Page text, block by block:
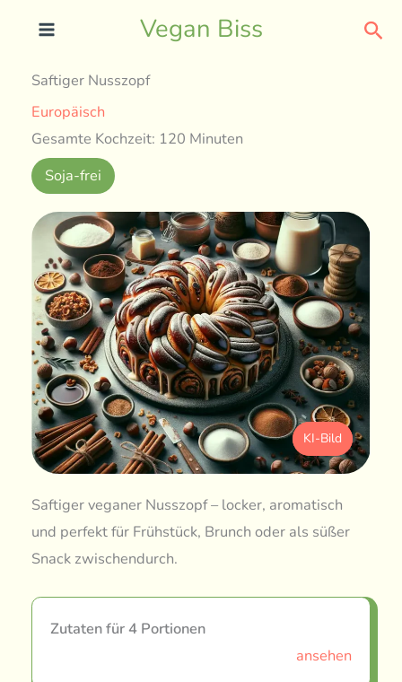
Vegan Biss
Saftiger Nusszopf
Europäisch
Gesamte Kochzeit: 120 Minuten
Soja-frei
KI-Bild
Saftiger veganer Nusszopf – locker, aromatisch
und perfekt für Frühstück, Brunch oder als süßer
Snack zwischendurch.
Zutaten für 4 Portionen
ansehen